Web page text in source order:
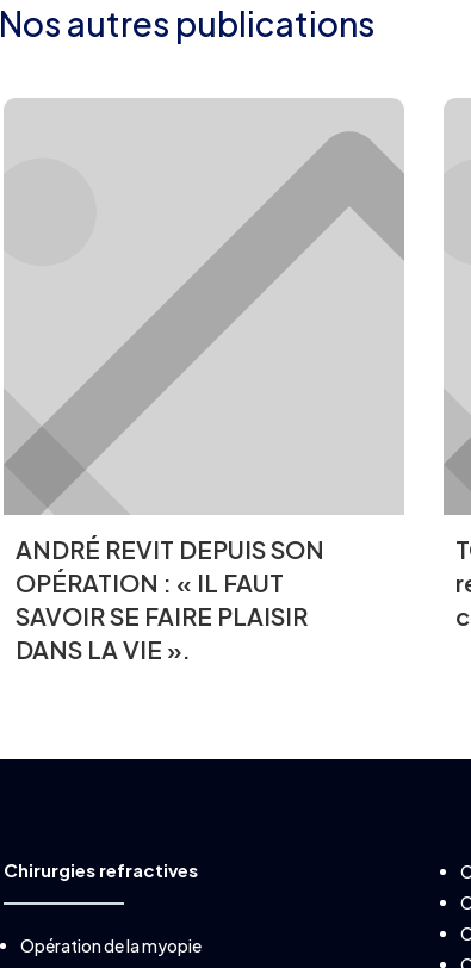
Nos autres publications
ANDRÉ REVIT DEPUIS SON
OPÉRATION : « IL FAUT
SAVOIR SE FAIRE PLAISIR
DANS LA VIE ».
Chirurgies refractives
Opération de la myopie